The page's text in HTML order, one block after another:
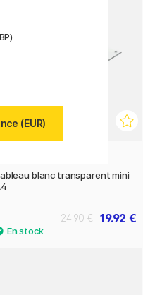
blanc transparent mini
19.92 €
24.90 €
(EUR)